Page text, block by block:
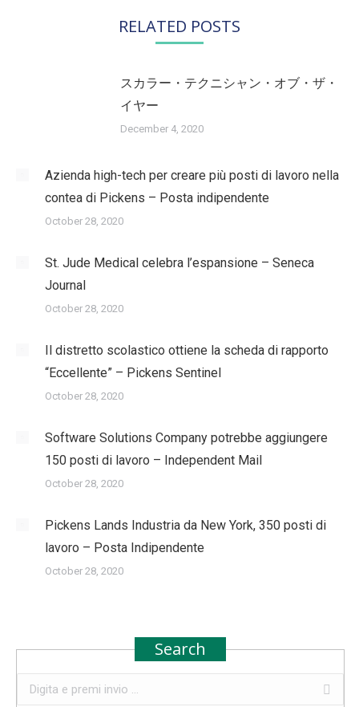
RELATED POSTS
スカラー・テクニシャン・オブ・ザ・
イヤー
December 4, 2020
Azienda high-tech per creare più posti di lavoro nella
contea di Pickens – Posta indipendente
October 28, 2020
St. Jude Medical celebra l’espansione – Seneca
Journal
October 28, 2020
Il distretto scolastico ottiene la scheda di rapporto
“Eccellente” – Pickens Sentinel
October 28, 2020
Software Solutions Company potrebbe aggiungere
150 posti di lavoro – Independent Mail
October 28, 2020
Pickens Lands Industria da New York, 350 posti di
lavoro – Posta Indipendente
October 28, 2020
Search
Search: